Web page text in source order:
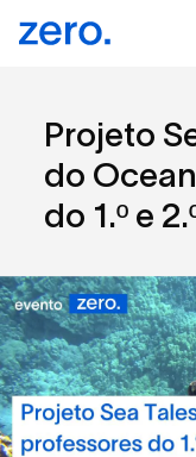
Tipo de
Filtros
Projeto
do
do 1.º e